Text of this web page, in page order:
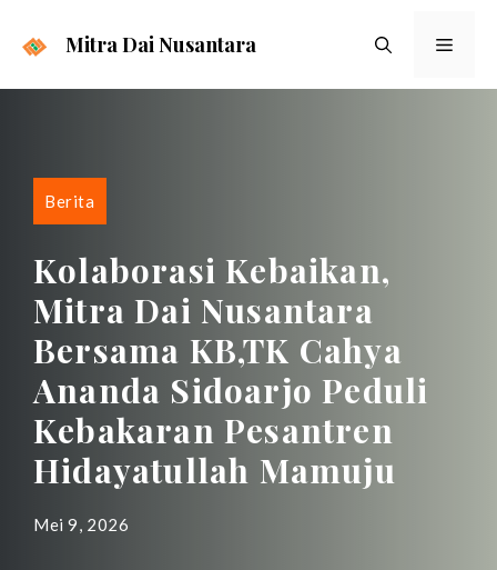
Mitra Dai Nusantara Menu
Berita
Kolaborasi Kebaikan,
Mitra Dai Nusantara
Bersama KB,TK Cahya
Ananda Sidoarjo Peduli
Kebakaran Pesantren
Hidayatullah Mamuju
Mei 9, 2026